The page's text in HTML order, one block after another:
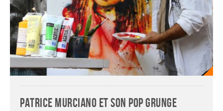
Patrice Murciano et son pop grunge